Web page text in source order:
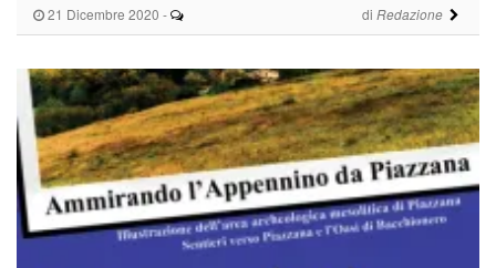
21 Dicembre 2020 - di Redazione